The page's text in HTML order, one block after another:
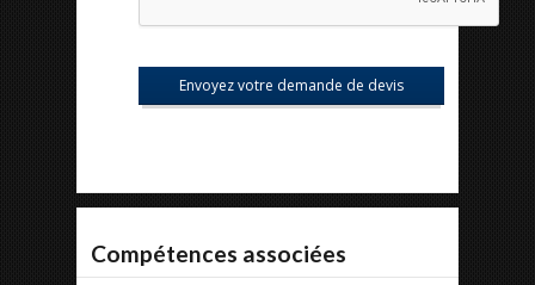
Compétences associées